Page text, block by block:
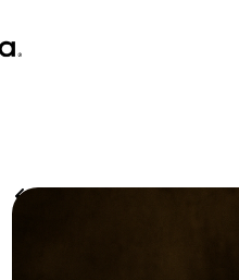
Volver a Historias